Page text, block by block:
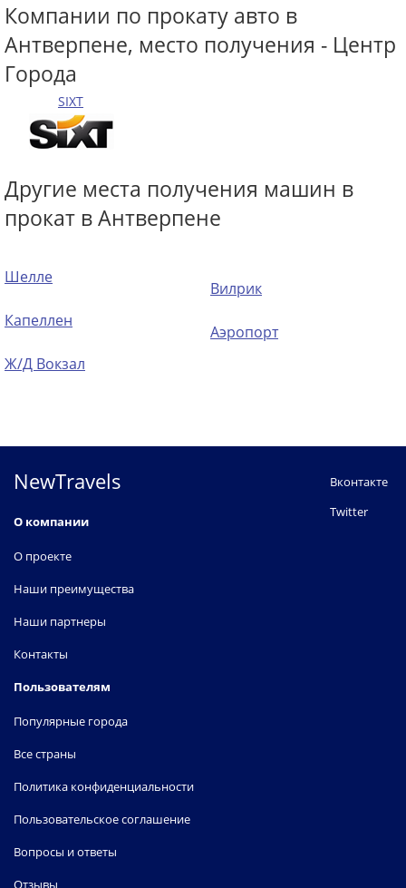
Компании по прокату авто в
Антверпене, место получения - Центр
Города
SIXT
Другие места получения машин в
прокат в Антверпене
Шелле
Капеллен
Ж/Д Вокзал
Вилрик
Аэропорт
NewTravels
О компании
О проекте
Наши преимущества
Наши партнеры
Контакты
Пользователям
Популярные города
Все страны
Политика конфиденциальности
Пользовательское соглашение
Вопросы и ответы
Отзывы
Вконтакте
Twitter